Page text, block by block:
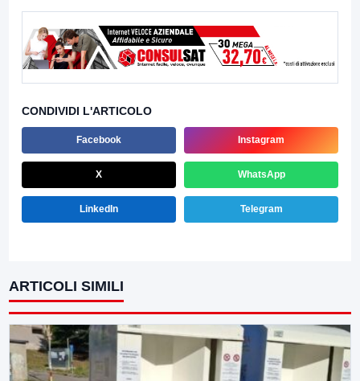
CONDIVIDI L'ARTICOLO
Facebook Instagram
X WhatsApp
LinkedIn Telegram
ARTICOLI SIMILI